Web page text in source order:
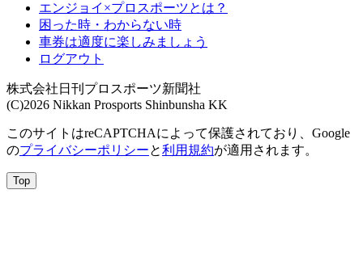
エンジョイ×プロスポーツとは？
困った時・わからない時
車券は適度に楽しみましょう
ログアウト
株式会社日刊プロスポーツ新聞社
(C)2026 Nikkan Prosports Shinbunsha KK
このサイトはreCAPTCHAによって保護されており、Google
のプライバシーポリシーと利用規約が適用されます。
Top